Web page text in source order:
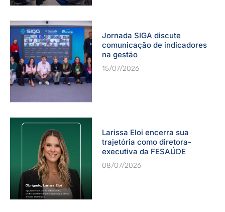
Jornada SIGA discute
comunicação de indicadores
na gestão
15/07/2026
Larissa Eloi encerra sua
trajetória como diretora-
executiva da FESAÚDE
08/07/2026